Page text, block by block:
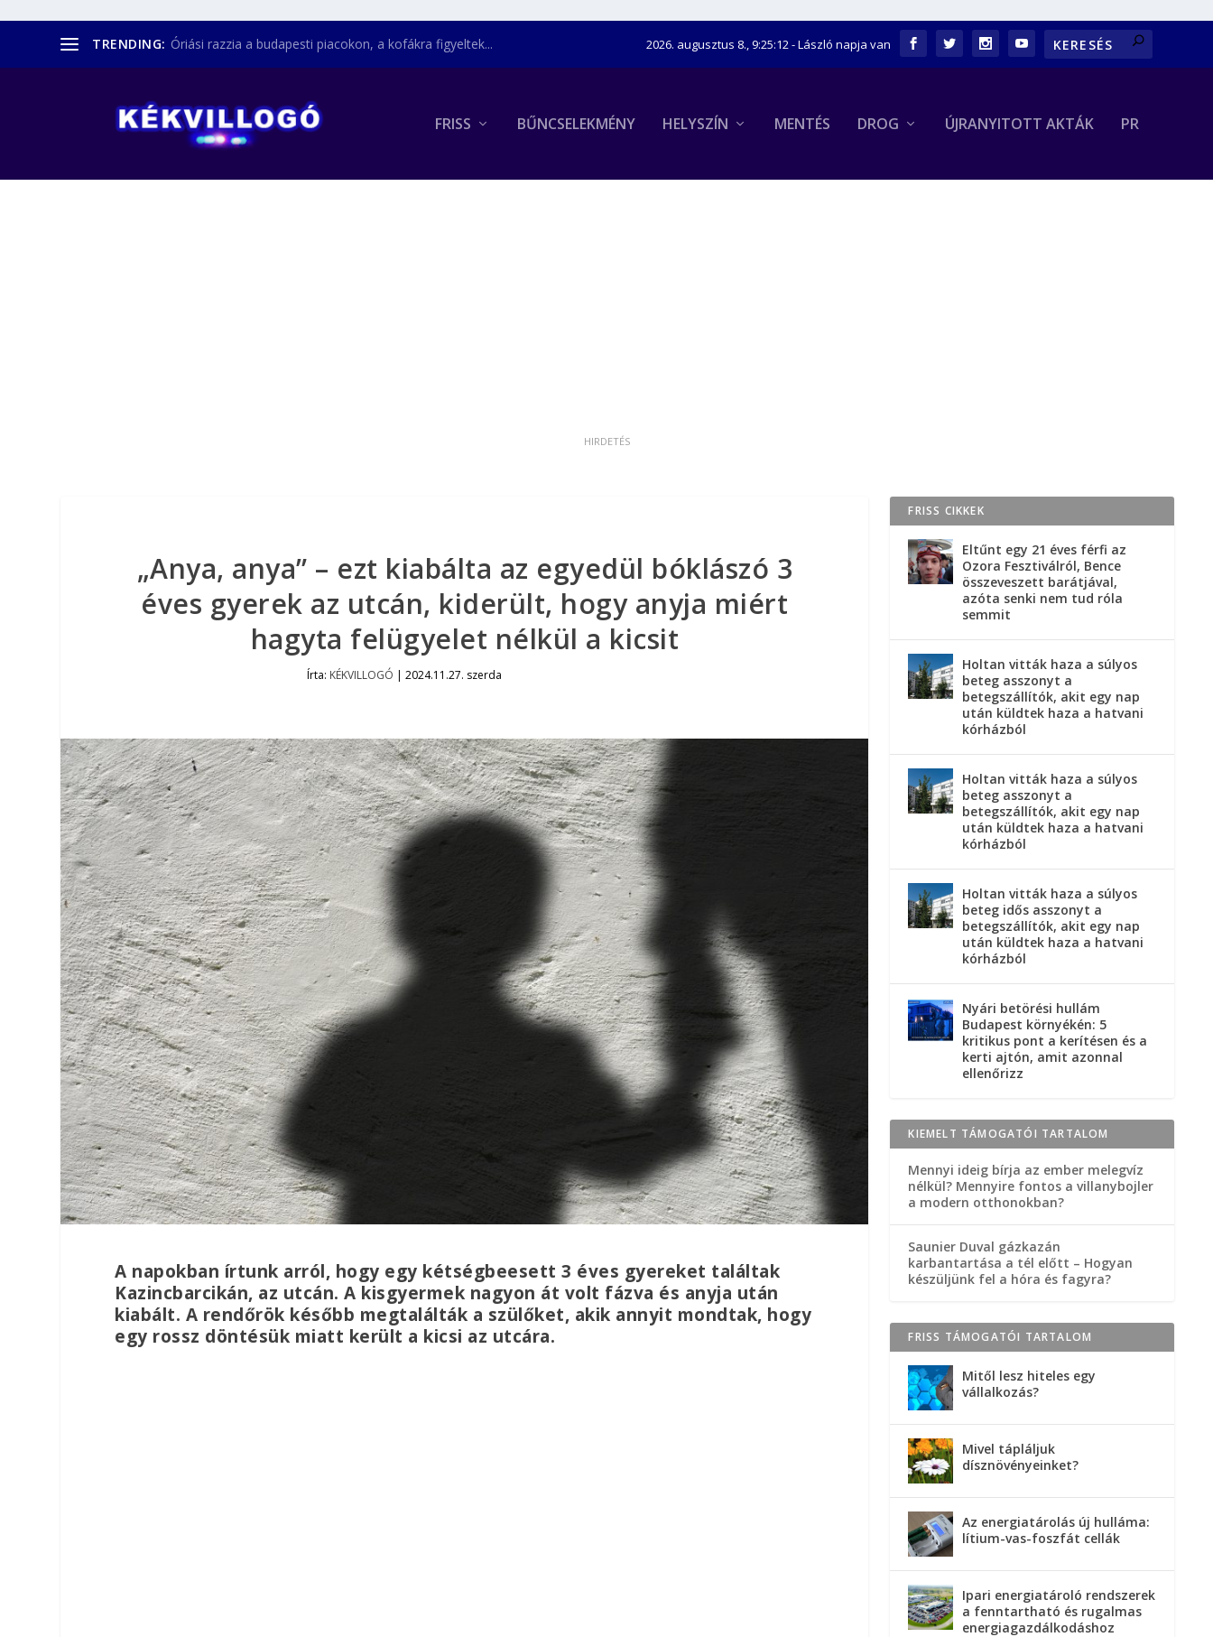
TRENDING: Óriási razzia a budapesti piacokon, a kofákra figyeltek... 2026. augusztus 8., 9:25:13- László napja van
FRISS BŰNCSELEKMÉNY HELYSZÍN MENTÉS DROG ÚJRANYITOTT AKTÁK PR
„Anya, anya” – ezt kiabálta az egyedül bóklászó 3
éves gyerek az utcán, kiderült, hogy anyja miért
hagyta felügyelet nélkül a kicsit
Írta: KÉKVILLOGÓ |2024.11.27. szerda
A napokban írtunk arról, hogy egy kétségbeesett 3 éves gyereket találtak
Kazincbarcikán, az utcán. A kisgyermek nagyon át volt fázva és anyja után
kiabált. A rendőrök később megtalálták a szülőket, akik annyit mondtak, hogy
egy rossz döntésük miatt került a kicsi az utcára.
FRISS CIKKEK
Eltűnt egy 21 éves férfi az
Ozora Fesztiválról, Bence
összeveszett barátjával,
azóta senki nem tud róla
semmit
Holtan vitták haza a súlyos
beteg asszonyt a
betegszállítók, akit egy nap
után küldtek haza a hatvani
kórházból
Holtan vitták haza a súlyos
beteg asszonyt a
betegszállítók, akit egy nap
után küldtek haza a hatvani
kórházból
Holtan vitták haza a súlyos
beteg idős asszonyt a
betegszállítók, akit egy nap
után küldtek haza a hatvani
kórházból
Nyári betörési hullám
Budapest környékén: 5
kritikus pont a kerítésen és a
kerti ajtón, amit azonnal
ellenőrizz
KIEMELT TÁMOGATÓI TARTALOM
Mennyi ideig bírja az ember melegvíz
nélkül? Mennyire fontos a villanybojler
a modern otthonokban?
Saunier Duval gázkazán
karbantartása a tél előtt – Hogyan
készüljünk fel a hóra és fagyra?
FRISS TÁMOGATÓI TARTALOM
Mitől lesz hiteles egy
vállalkozás?
Mivel tápláljuk
dísznövényeinket?
Az energiatárolás új hulláma:
lítium-vas-foszfát cellák
Ipari energiatároló rendszerek
a fenntartható és rugalmas
energiagazdálkodáshoz